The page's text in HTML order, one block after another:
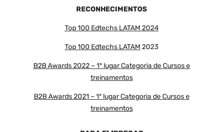
RECONHECIMENTOS
Top 100 Edtechs LATAM 2024
Top 100 Edtechs LATAM 2023
B2B Awards 2022 – 1º lugar Categoria de Cursos e
treinamentos
B2B Awards 2021 – 1º lugar Categoria de Cursos e
treinamentos